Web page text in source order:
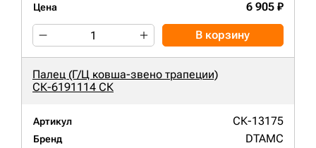
Цена 6 905 ₽
В корзину
Палец (Г/Ц ковша-звено трапеции)
СК-6191114 СК
Артикул СК-13175
Бренд DTAMC